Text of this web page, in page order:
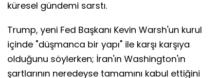
küresel gündemi sarstı.
Trump, yeni Fed Başkanı Kevin Warsh'un kurul
içinde "düşmanca bir yapı" ile karşı karşıya
olduğunu söylerken; İran'ın Washington'ın
şartlarının neredeyse tamamını kabul ettiğini